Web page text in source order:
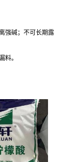
强碱；不可长期露
料。